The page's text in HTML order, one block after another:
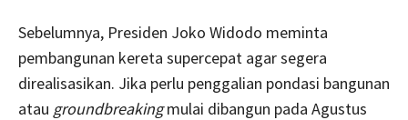
Sebelumnya, Presiden Joko Widodo meminta
pembangunan kereta supercepat agar segera
direalisasikan. Jika perlu penggalian pondasi bangunan
atau groundbreakingmulai dibangun pada Agustus